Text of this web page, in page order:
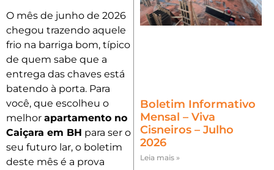
O mês de junho de 2026
chegou trazendo aquele
frio na barriga bom, típico
de quem sabe que a
entrega das chaves está
batendo à porta. Para
você, que escolheu o
melhor apartamento no
Caiçara em BH para ser o
seu futuro lar, o boletim
deste mês é a prova
Boletim Informativo
Mensal – Viva
Cisneiros – Julho
2026
Leia mais »